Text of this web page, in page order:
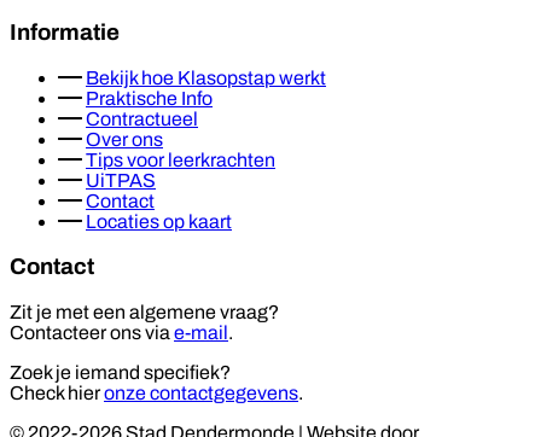
Informatie
Bekijk hoe Klasopstap werkt
Praktische Info
Contractueel
Over ons
Tips voor leerkrachten
UiTPAS
Contact
Locaties op kaart
Contact
Zit je met een algemene vraag?
Contacteer ons via e-mail.
Zoek je iemand specifiek?
Check hieronze contactgegevens.
© 2022-2026 Stad Dendermonde | Website door